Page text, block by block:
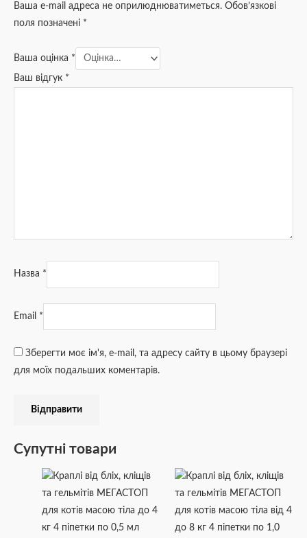
Ваша e-mail адреса не оприлюднюватиметься. Обов’язкові
поля позначені *
Ваша оцінка *
Ваш відгук *
Назва *
Email *
Зберегти моє ім'я, e-mail, та адресу сайту в цьому браузері
для моїх подальших коментарів.
Супутні товари